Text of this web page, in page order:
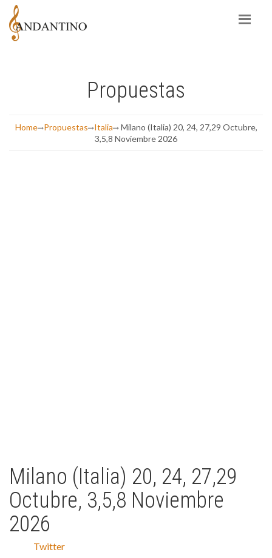
Propuestas
Home Propuestas Italia
Milano (Italia) 20, 24, 27,29 Octubre,
3,5,8 Noviembre 2026
Milano (Italia) 20, 24, 27,29
Octubre, 3,5,8 Noviembre
2026
Twitter